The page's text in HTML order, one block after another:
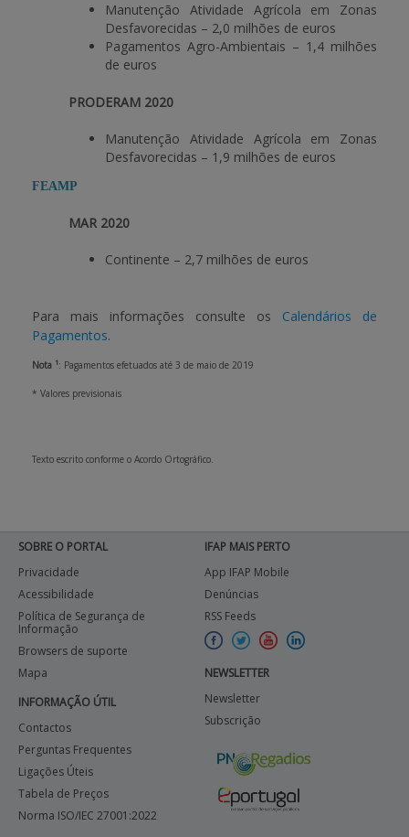
Manutenção Atividade Agrícola em Zonas
Desfavorecidas – 2,0 milhões de euros
Pagamentos Agro-Ambientais – 1,4 milhões
de euros
PRODERAM 2020
Manutenção Atividade Agrícola em Zonas
Desfavorecidas – 1,9 milhões de euros
FEAMP
MAR 2020
Continente – 2,7 milhões de euros
Para mais informações consulte os Calendários de
Pagamentos.
Nota 1 : Pagamentos efetuados até 3 de maio de 2019
* Valores previsionais
Texto escrito conforme o Acordo Ortográfico.
SOBRE O PORTAL
Privacidade
Acessibilidade
Política de Segurança de
Informação
Browsers de suporte
Mapa
INFORMAÇÃO ÚTIL
Contactos
Perguntas Frequentes
Ligações Úteis
Tabela de Preços
Norma ISO/IEC 27001:2022
IFAP MAIS PERTO
App IFAP Mobile
Denúncias
RSS Feeds
NEWSLETTER
Newsletter
Subscrição